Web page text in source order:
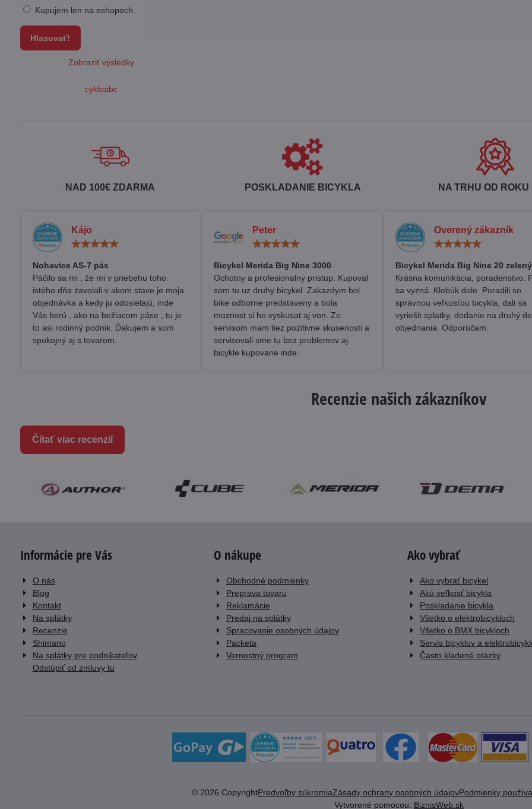
Kupujem len na eshopoch.
Hlasovať!
Zobraziť výsledky
cykloabc
NAD 100€ ZDARMA POSKLADANIE BICYKLA NA TRHU OD ROKU
Kájo
Nohavice AS-7 pás
Páčilo sa mi , že mi v priebehu toho
istého dňa zavolali v akom stave je moja
objednávka a kedy ju odosielajú, inde
Vás berú , ako na bežiacom páse , tu je
to asi rodinný podnik. Ďakujem a som
spokojný aj s tovarom.
Peter
/
5
Bicykel Merida Big Nine 3000
Ochotny a profesionalny pristup. Kupoval
som tu uz druhy bicykel. Zakazdym bol
bike odborne predstaveny a bola
moznost si ho vyskusat aj von. Zo
servisom mam tiez pozitivne skusenosti a
servisovali sme tu bez problemov aj
bicykle kupovane inde.
Overený zákazník
/
5
Bicykel Merida Big Nine 20 zelený
Krásna komunikácia, poradenstvo.
sa vyzná. Klobúk dole. Poradili so
správnou veľkosťou bicykla, dali sa
vyriešit splatky, dodanie na druhý
objednania. Odporúčam.
Recenzie našich zákazníkov
Čítať viac recenzií
Informácie pre Vás
O nás
Blog
Kontakt
Na splátky
Recenzie
Shimano
Na splátky pre podnikateľov
Odstúpiť od zmluvy tu
O nákupe
Obchodné podmienky
Preprava tovaru
Reklamácie
Predaj na splátky
Spracovanie osobných údajov
Packeta
Vernostný program
Ako vybrať
Ako vybrať bicykel
Akú veľkosť bicykla
Poskladanie bicykla
Všetko o elektrobicykloch
Všetko o BMX bicykloch
Servis bicyklov a
Často kladené otázky
©2026 CopyrightPredvoľby súkromiaZásady ochrany osobných údajovPodmienky
Vytvorené pomocou: BiznisWeb.sk